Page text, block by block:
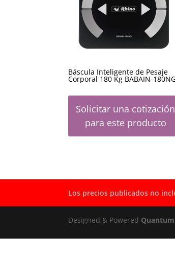
Báscula Inteligente de Pesaje
Corporal 180 Kg BABAIN-
Solicitar una cotización
para este producto
Los precios publicados no
Designed & Powered Quantum